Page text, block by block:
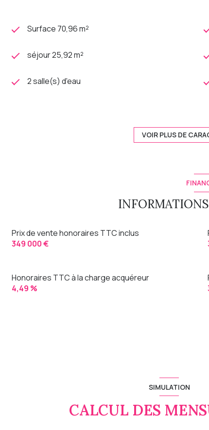
Surface 70,96 m²
séjour 25,92 m²
2 salle(s) d'eau
VOIR PLUS DE
Prix de vente honoraires TTC inclus
349 000 €
Honoraires TTC à la charge acquéreur
4,49 %
SIMULATION
CALCUL DES